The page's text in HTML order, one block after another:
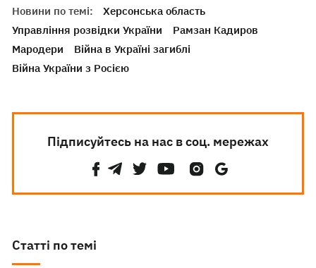
Новини по темі:
Херсонська область
Управління розвідки України
Рамзан Кадиров
Мародери
Війна в Україні загиблі
Війна України з Росією
Підписуйтесь на нас в соц. мережах
Статті по темі